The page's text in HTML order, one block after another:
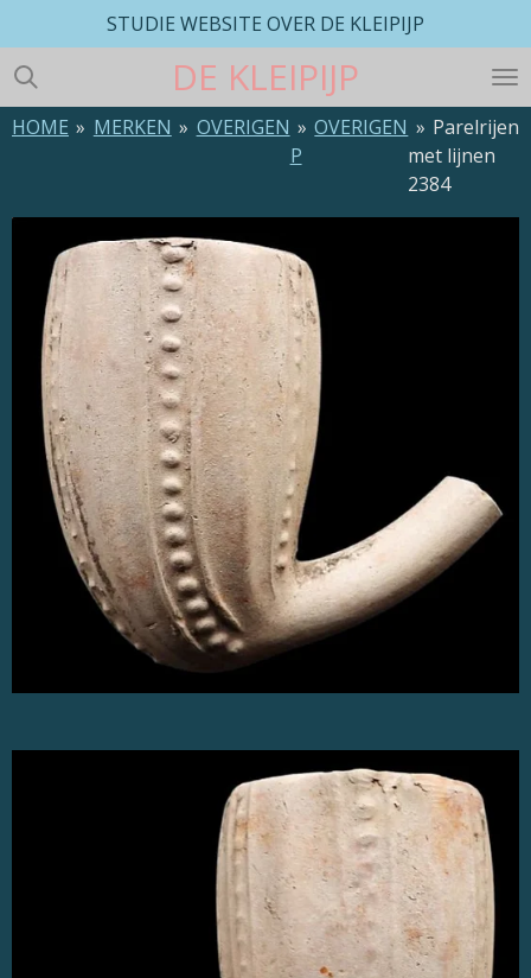
direct
naar
de
hoofdinhoud
DE KLEIPIJP
STUDIE WEBSITE OVER DE KLEIPIJP
HOME » MERKEN » OVERIGEN » OVERIGEN
P
» Parelrijen
met lijnen
2384